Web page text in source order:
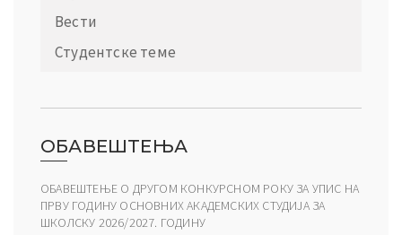
Вести
Студентске теме
ОБАВЕШТЕЊА
ОБАВЕШТЕЊЕ О ДРУГОМ КОНКУРСНОМ РОКУ ЗА УПИС НА
ПРВУ ГОДИНУ ОСНОВНИХ АКАДЕМСКИХ СТУДИЈА ЗА
ШКОЛСКУ 2026/2027. ГОДИНУ